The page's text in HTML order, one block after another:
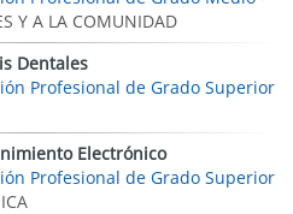
Y A LA COMUNIDAD
Dentales
Profesional de Grado Superior
Electrónico
Profesional de Grado Superior